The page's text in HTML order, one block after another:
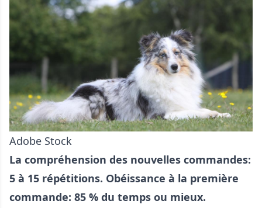
Adobe Stock
La compréhension des nouvelles commandes:
5 à 15 répétitions. Obéissance à la première
commande: 85 % du temps ou mieux.